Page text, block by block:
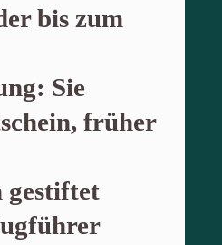
bis zum
Sie
früher
gestiftet